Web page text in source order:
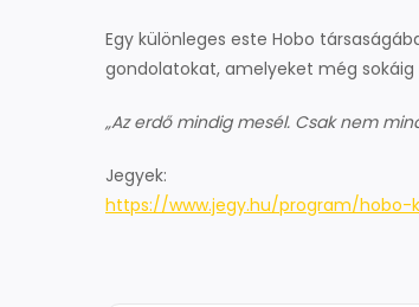
Egy különleges este Hobo
gondolatokat, amelyeket még sokáig
„Az erdő mindig mesél. Csak nem
Jegyek:
https://www.jegy.hu/program/hobo-